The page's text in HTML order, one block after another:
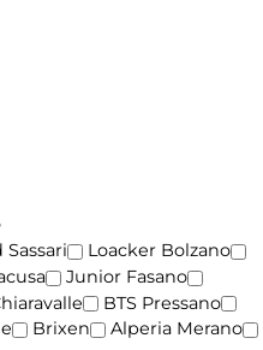
Loacker Bolzano
Junior Fasano
BTS Pressano
Brixen
Alperia Merano